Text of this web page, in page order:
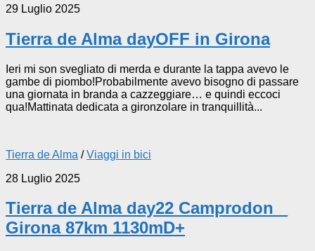
29 Luglio 2025
Tierra de Alma dayOFF in Girona
Ieri mi son svegliato di merda e durante la tappa avevo le
gambe di piombo!Probabilmente avevo bisogno di passare
una giornata in branda a cazzeggiare… e quindi eccoci
qua!Mattinata dedicata a gironzolare in tranquillità...
Tierra de Alma /Viaggi in bici
28 Luglio 2025
Tierra de Alma day22 Camprodon _
Girona 87km 1130mD+